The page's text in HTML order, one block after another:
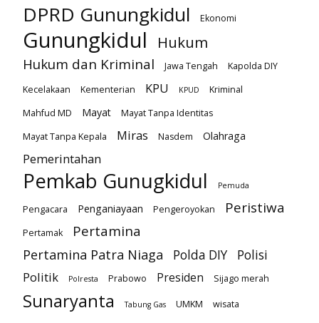
DPRD Gunungkidul Ekonomi
Gunungkidul Hukum
Hukum dan Kriminal Jawa Tengah
Kapolda DIY
Kecelakaan
Kementerian KPU KPUD
Kriminal
Mahfud MD
Mayat
Mayat Tanpa Identitas
Mayat Tanpa Kepala
Miras Nasdem Olahraga
Pemerintahan
Pemkab Gunugkidul Pemuda
Pengacara Penganiayaan Pengeroyokan Peristiwa
Pertamak Pertamina
Pertamina Patra Niaga Polda DIY
Polisi
Politik
Polresta Prabowo Presiden Sijago merah
Sunaryanta Tabung Gas UMKM wisata